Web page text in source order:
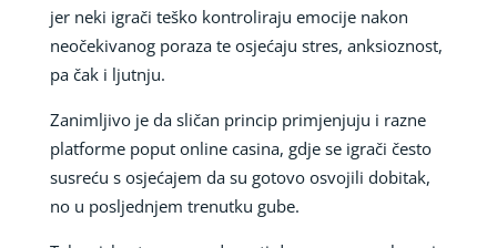
jer neki igrači teško kontroliraju emocije nakon
neočekivanog poraza te osjećaju stres, anksioznost,
pa čak i ljutnju.
Zanimljivo je da sličan princip primjenjuju i razne
platforme poput online casina, gdje se igrači često
susreću s osjećajem da su gotovo osvojili dobitak,
no u posljednjem trenutku gube.